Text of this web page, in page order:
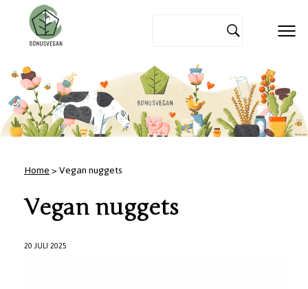
Home> Vegan nuggets
Vegan nuggets
20 JULI 2025